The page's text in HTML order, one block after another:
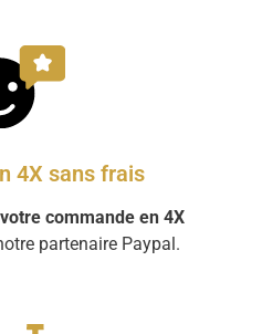
4X sans frais
commande en 4X
partenaire Paypal.